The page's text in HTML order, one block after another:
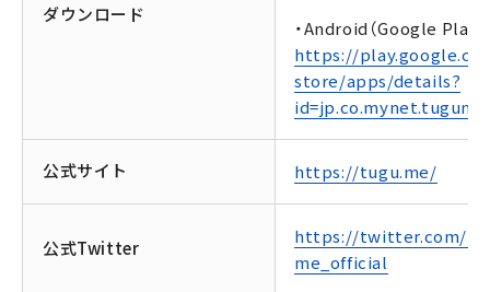
ダウンロード
・Android（Google Play）
https://
store/apps/details?
id=jp.co.mynet.tugume
公式サイト https://tugu.me/
公式Twitter
https://twitter.com/
me_official